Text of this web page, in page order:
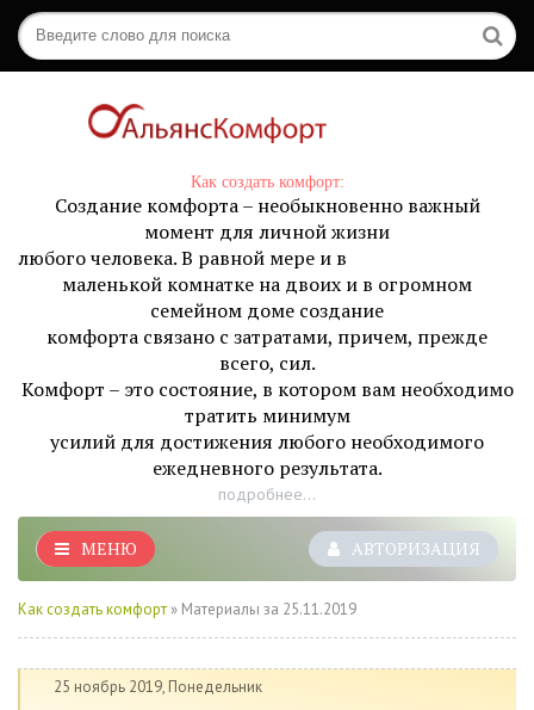
Как создать комфорт:
Создание комфорта – необыкновенно важный
момент для личной жизни
любого человека. В равной мере и в
маленькой комнатке на двоих и в огромном
семейном доме создание
комфорта связано с затратами, причем, прежде
всего, сил.
Комфорт – это состояние, в котором вам необходимо
тратить минимум
усилий для достижения любого необходимого
ежедневного результата.
подробнее...
АВТОРИЗАЦИЯ
МЕНЮ
Как создать комфорт » Материалы за 25.11.2019
25 ноябрь 2019, Понедельник